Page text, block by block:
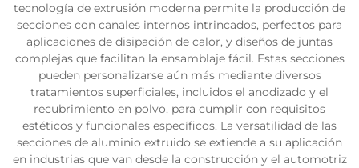
tecnología de extrusión moderna permite la producción de
secciones con canales internos intrincados, perfectos para
aplicaciones de disipación de calor, y diseños de juntas
complejas que facilitan la ensamblaje fácil. Estas secciones
pueden personalizarse aún más mediante diversos
tratamientos superficiales, incluidos el anodizado y el
recubrimiento en polvo, para cumplir con requisitos
estéticos y funcionales específicos. La versatilidad de las
secciones de aluminio extruido se extiende a su aplicación
en industrias que van desde la construcción y el automotriz